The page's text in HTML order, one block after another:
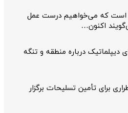
۴۷ سال است که می‌خواهیم درست عمل
اکنون…
دیپلماتیک درباره منطقه و تنگه
برای تأمین تسلیحات برگزار